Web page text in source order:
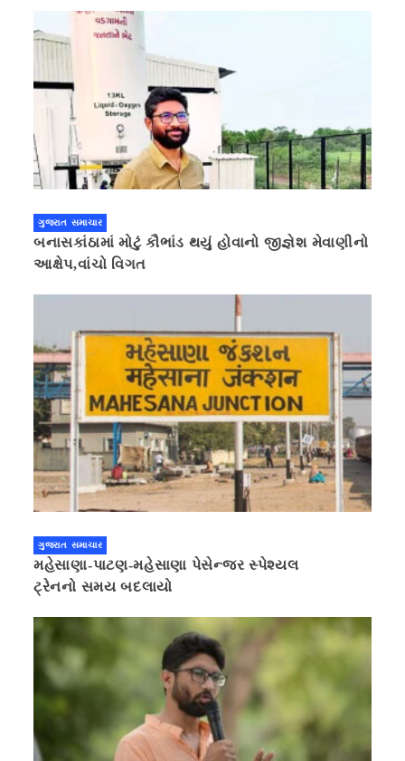
ગુજરાત સમાચાર
બનાસકાંઠામાં મોટું કૌભાંડ થયું હોવાનો જીજ્ઞેશ મેવાણીનો
આક્ષેપ,વાંચો વિગત
ગુજરાત સમાચાર
મહેસાણા-પાટણ-મહેસાણા પેસેન્જર સ્પેશ્યલ
ટ્રેનનો સમય બદલાયો